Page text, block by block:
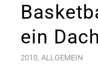
ein
2010, ALLGEMEIN